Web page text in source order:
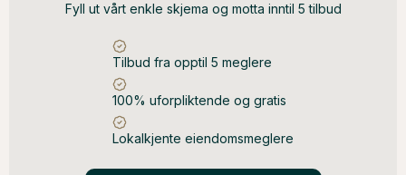
Fyll ut vårt enkle skjema og motta inntil 5 tilbud
Tilbud fra opptil 5 meglere
100% uforpliktende og gratis
Lokalkjente eiendomsmeglere